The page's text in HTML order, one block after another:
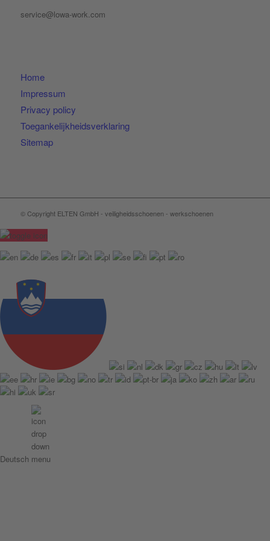
service@lowa-work.com
Home
Impressum
Privacy policy
Toegankelijkheidsverklaring
Sitemap
© Copyright ELTEN GmbH - veiligheidsschoenen - werkschoenen
Deutsch